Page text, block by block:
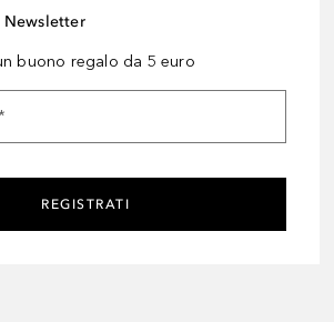
buono regalo da 5 euro
*
REGISTRATI